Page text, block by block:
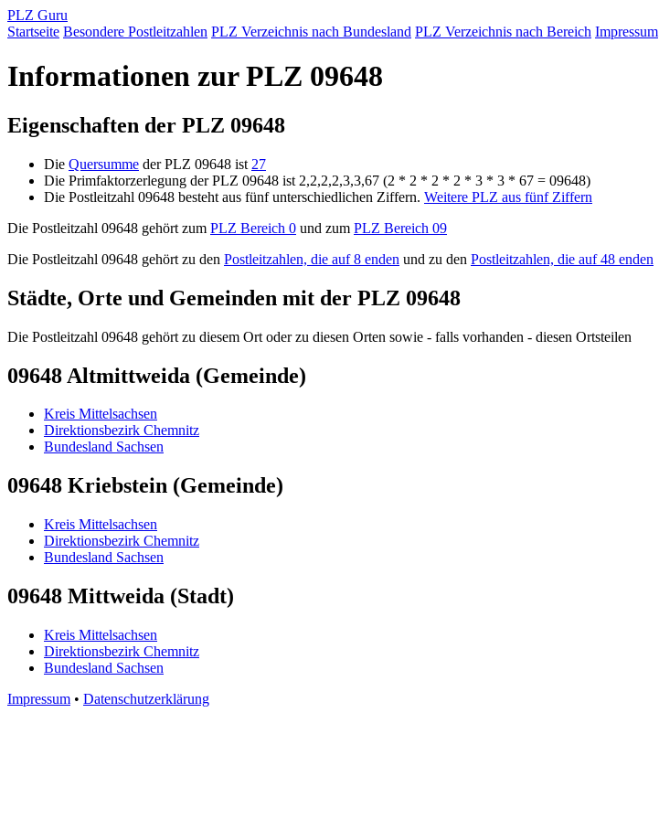
PLZ Guru
Startseite Besondere Postleitzahlen PLZ Verzeichnis nach Bundesland PLZ Verzeichnis nach Bereich Impressum
Informationen zur PLZ 09648
Eigenschaften der PLZ 09648
Die Quersumme der PLZ 09648 ist 27
Die Primfaktorzerlegung der PLZ 09648 ist 2,2,2,2,3,3,67 (2 * 2 * 2 * 2 * 3 * 3 * 67 = 09648)
Die Postleitzahl 09648 besteht aus fünf unterschiedlichen Ziffern. Weitere PLZ aus fünf Ziffern
Die Postleitzahl 09648 gehört zum PLZ Bereich 0 und zum PLZ Bereich 09
Die Postleitzahl 09648 gehört zu den Postleitzahlen, die auf 8 enden und zu den Postleitzahlen, die auf 48 enden
Städte, Orte und Gemeinden mit der PLZ 09648
Die Postleitzahl 09648 gehört zu diesem Ort oder zu diesen Orten sowie - falls vorhanden - diesen Ortsteilen
09648 Altmittweida (Gemeinde)
Kreis Mittelsachsen
Direktionsbezirk Chemnitz
Bundesland Sachsen
09648 Kriebstein (Gemeinde)
Kreis Mittelsachsen
Direktionsbezirk Chemnitz
Bundesland Sachsen
09648 Mittweida (Stadt)
Kreis Mittelsachsen
Direktionsbezirk Chemnitz
Bundesland Sachsen
Impressum • Datenschutzerklärung